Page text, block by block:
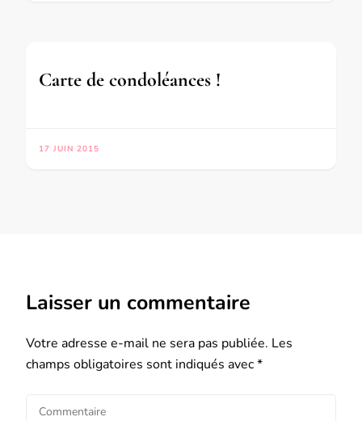
Carte de condoléances !
17 JUIN 2015
Laisser un commentaire
Votre adresse e-mail ne sera pas publiée. Les
champs obligatoires sont indiqués avec*